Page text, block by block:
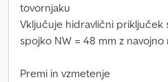
tovornjaku
Vključuje hidravlični priključek
spojko NW = 48 mm z navojno
Premi in vzmetenje